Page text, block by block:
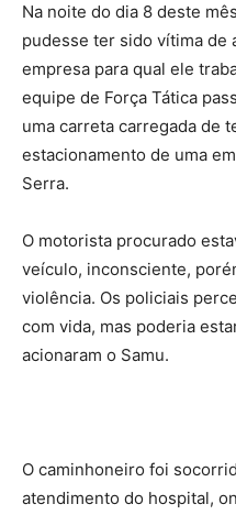
Na noite do dia 8 deste
pudesse ter sido vítima de
empresa para qual ele
equipe de Força Tática
uma carreta carregada de
estacionamento de uma
Serra.
O motorista procurado
veículo, inconsciente,
violência. Os policiais
com vida, mas poderia
acionaram o Samu.
O caminhoneiro foi
atendimento do hospital,